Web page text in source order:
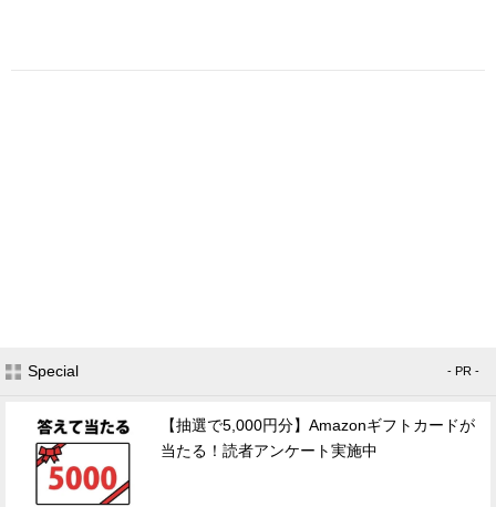
Special - PR -
【抽選で5,000円分】Amazonギフトカードが
当たる！読者アンケート実施中